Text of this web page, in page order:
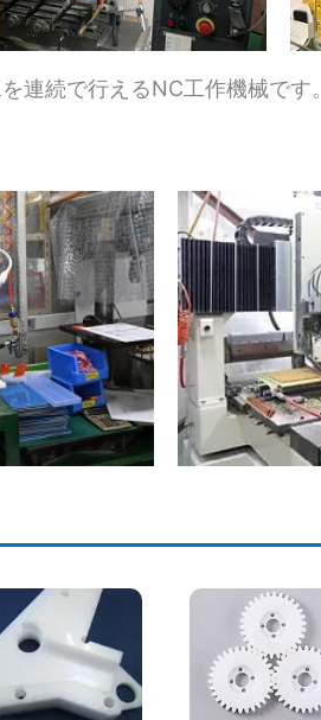
連続で行えるNC工作機械です